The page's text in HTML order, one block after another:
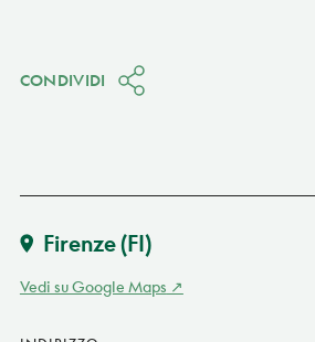
CONDIVIDI
Firenze(FI)
Vedi su Google Maps